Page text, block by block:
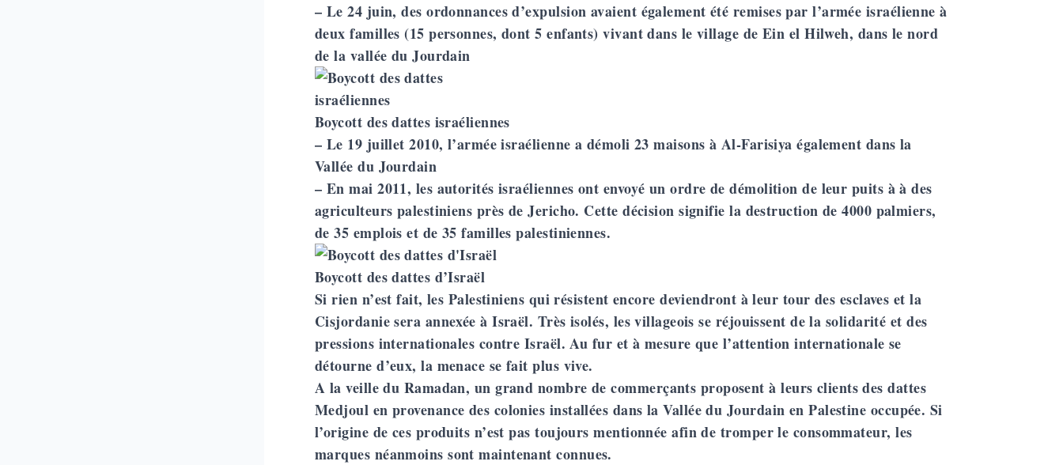
– Le 24 juin, des ordonnances d’expulsion avaient également été remises par l’armée israélienne à
deux familles (15 personnes, dont 5 enfants) vivant dans le village de Ein el Hilweh, dans le nord
de la vallée du Jourdain
Boycott des dattes israéliennes
– Le 19 juillet 2010, l’armée israélienne a démoli 23 maisons à Al-Farisiya également dans la
Vallée du Jourdain
– En mai 2011, les autorités israéliennes ont envoyé un ordre de démolition de leur puits à à des
agriculteurs palestiniens près de Jericho. Cette décision signifie la destruction de 4000 palmiers,
de 35 emplois et de 35 familles palestiniennes.
Boycott des dattes d’Israël
Si rien n’est fait, les Palestiniens qui résistent encore deviendront à leur tour des esclaves et la
Cisjordanie sera annexée à Israël. Très isolés, les villageois se réjouissent de la solidarité et des
pressions internationales contre Israël. Au fur et à mesure que l’attention internationale se
détourne d’eux, la menace se fait plus vive.
A la veille du Ramadan, un grand nombre de commerçants proposent à leurs clients des dattes
Medjoul en provenance des colonies installées dans la Vallée du Jourdain en Palestine occupée. Si
l’origine de ces produits n’est pas toujours mentionnée afin de tromper le consommateur, les
marques néanmoins sont maintenant connues.